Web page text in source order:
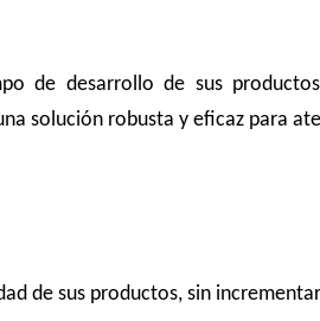
de desarrollo de sus
solución robusta y eficaz para
de sus productos, sin